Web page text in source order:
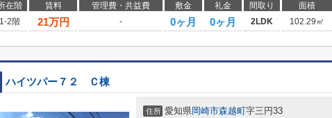
在階 賃料 管理費・共益費 敷金 礼金 間取り 面積
1-2階
21万円 - 0ヶ月 0ヶ月 2LDK 102.29㎡
ハイツパー７２ Ｃ棟
住所 愛知県岡崎市森越町字三円33